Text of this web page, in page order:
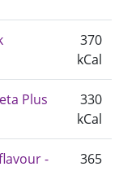
370
kCal
Plus
330
kCal
-
365